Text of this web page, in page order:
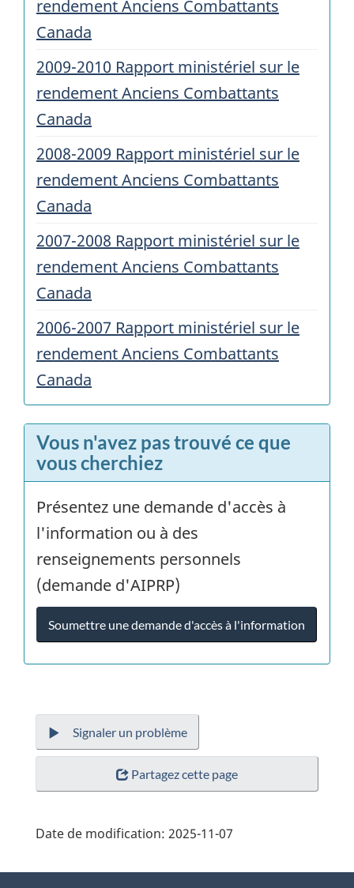
rendement Anciens Combattants
Canada
2009-2010 Rapport ministériel sur le
rendement Anciens Combattants
Canada
2008-2009 Rapport ministériel sur le
rendement Anciens Combattants
Canada
2007-2008 Rapport ministériel sur le
rendement Anciens Combattants
Canada
2006-2007 Rapport ministériel sur le
rendement Anciens Combattants
Canada
Vous n'avez pas trouvé ce que
vous cherchiez
Présentez une demande d'accès à
l'information ou à des
renseignements personnels
(demande d'AIPRP)
Soumettre une demande d'accès à l'information
Signaler un problème
Partagez cette page
Date de modification: 2025-11-07